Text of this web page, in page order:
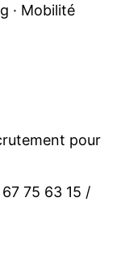
· Mobilité
pour
75 63 15 /